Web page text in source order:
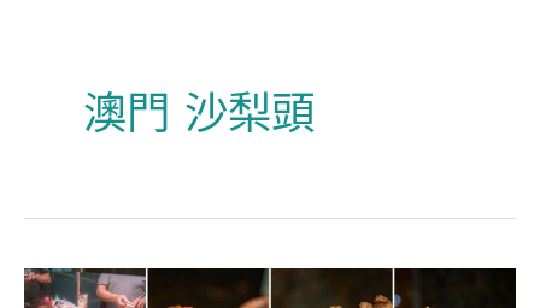
澳門 沙梨頭
深